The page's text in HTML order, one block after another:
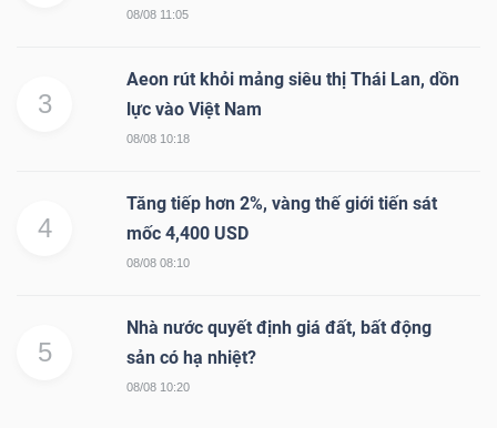
08/08 11:05
3
Aeon rút khỏi mảng siêu thị Thái Lan, dồn
lực vào Việt Nam
08/08 10:18
4
Tăng tiếp hơn 2%, vàng thế giới tiến sát
mốc 4,400 USD
08/08 08:10
5
Nhà nước quyết định giá đất, bất động
sản có hạ nhiệt?
08/08 10:20